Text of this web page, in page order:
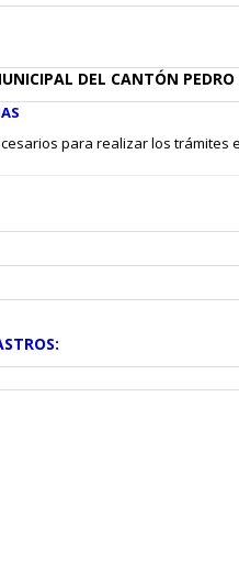
DEL CANTÓN
para realizar los trámites